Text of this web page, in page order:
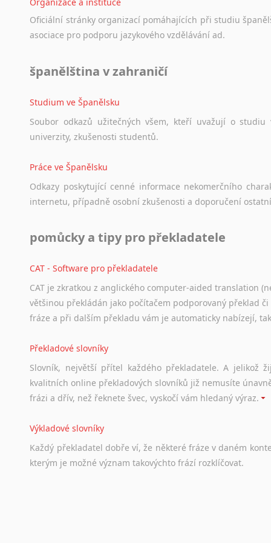
Oficiální stránky organizací pomáhajících při studiu
asociace pro podporu jazykového vzdělávání ad.
španělština v zahraničí
Studium ve Španělsku
Soubor odkazů užitečných všem, kteří uvažují o studiu
univerzity, zkušenosti studentů.
Práce ve Španělsku
Odkazy poskytující cenné informace nekomerčního
internetu, případně osobní zkušenosti a doporučení
pomůcky a tipy pro překladatele
CAT - Software pro překladatele
CAT je zkratkou z anglického computer-aided translation
většinou překládán jako počítačem podporovaný překlad
fráze a při dalším překladu vám je automaticky nabízejí,
Překladové slovníky
Slovník, největší přítel každého překladatele. A jelikož
kvalitních online překladových slovníků již nemusíte
frázi a dřív, než řeknete švec, vyskočí vám hledaný výraz.
Výkladové slovníky
Každý překladatel dobře ví, že některé fráze v daném
kterým je možné význam takovýchto frází rozklíčovat.